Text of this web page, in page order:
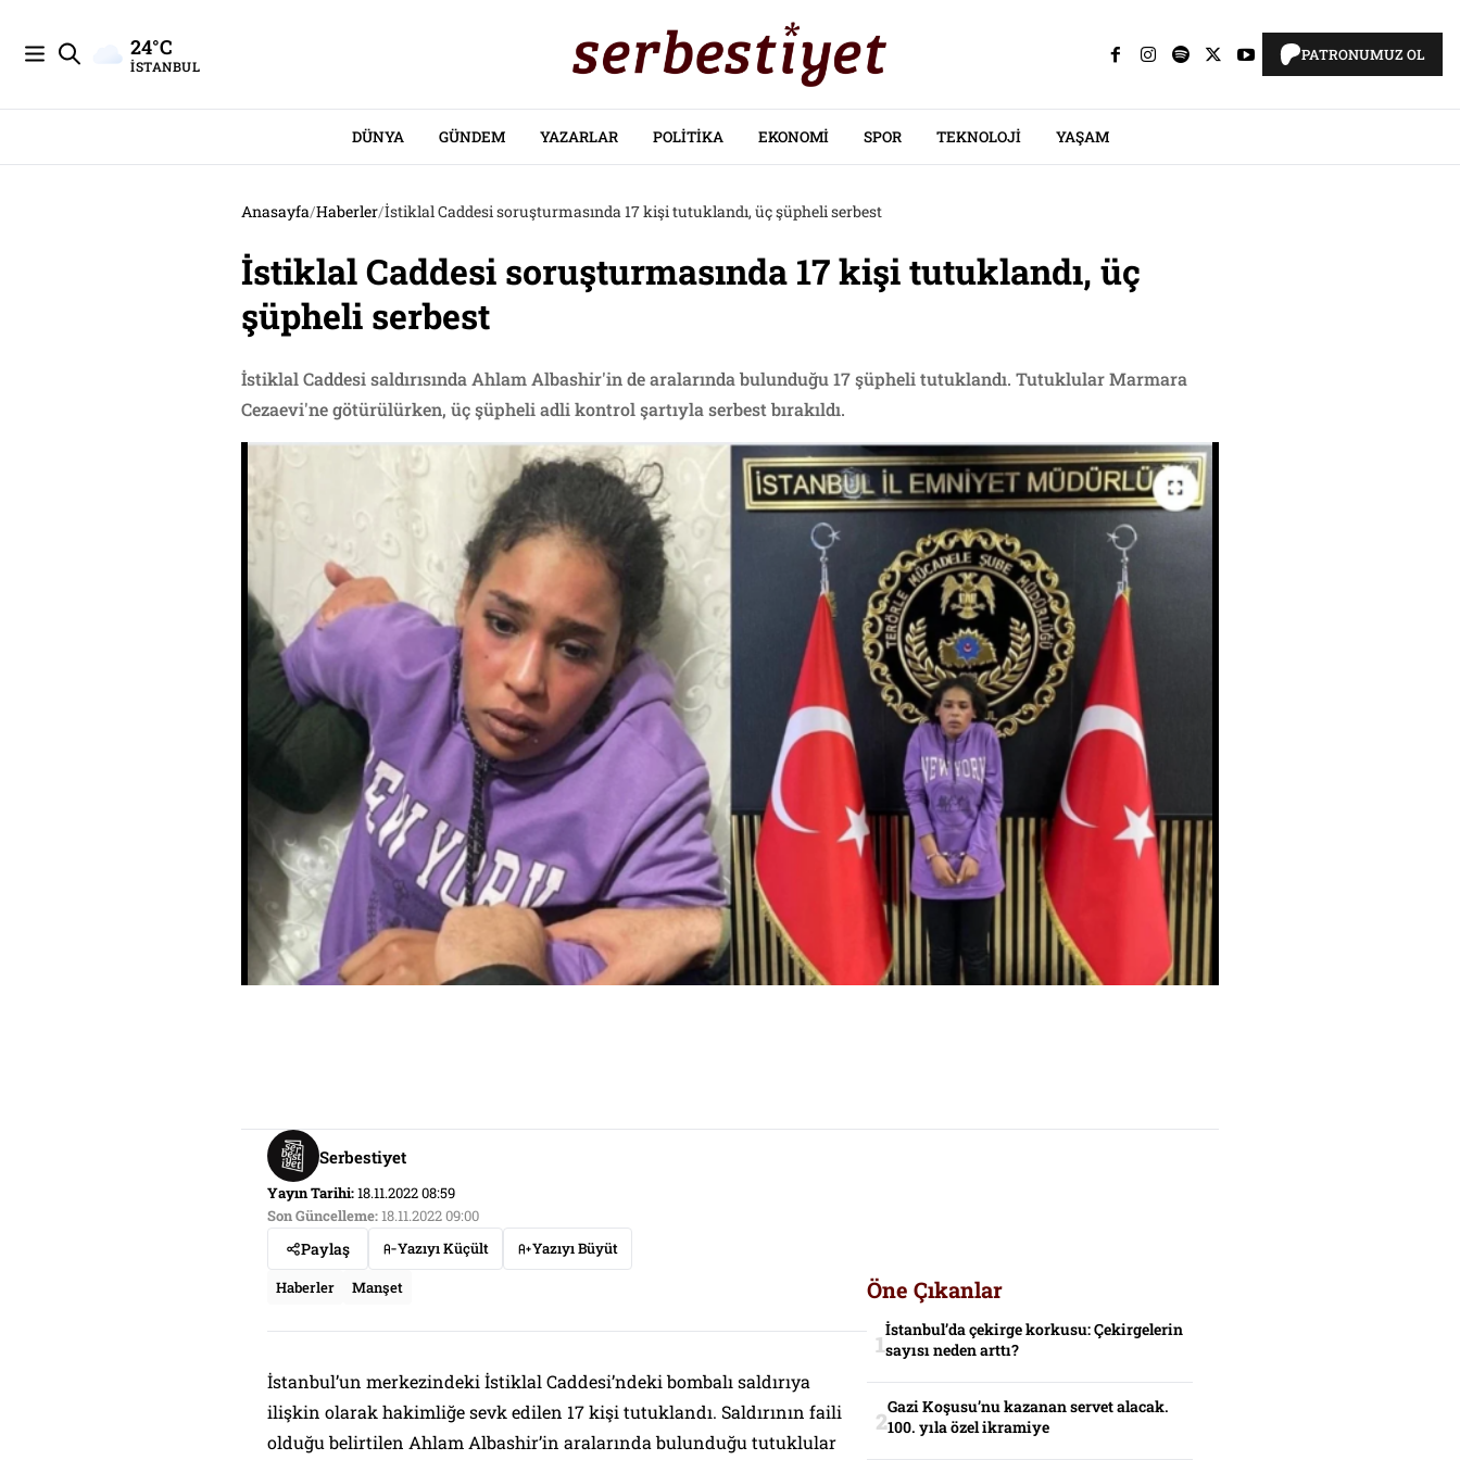
24°C
İSTANBUL
PATRONUMUZ OL
DÜNYA GÜNDEM YAZARLAR POLITIKA EKONOMI SPOR TEKNOLOJI YAŞAM
Anasayfa/Haberler/İstiklal Caddesi soruşturmasında 17 kişi tutuklandı, üç şüpheli serbest
İstiklal Caddesi soruşturmasında 17 kişi tutuklandı, üç
şüpheli serbest
İstiklal Caddesi saldırısında Ahlam Albashir'in de aralarında bulunduğu 17 şüpheli tutuklandı. Tutuklular Marmara
Cezaevi'ne götürülürken, üç şüpheli adli kontrol şartıyla serbest bırakıldı.
Serbestiyet
Yayın Tarihi:18.11.2022 08:59
Son Güncelleme: 18.11.2022 09:00
Paylaş Yazıyı Küçült
Yazıyı Büyüt
Haberler
Manşet
İstanbul’un merkezindeki İstiklal Caddesi’ndeki bombalı saldırıya
ilişkin olarak hakimliğe sevk edilen 17 kişi tutuklandı. Saldırının faili
olduğu belirtilen Ahlam Albashir’in aralarında bulunduğu tutuklular
Öne Çıkanlar
İstanbul’da çekirge korkusu: Çekirgelerin
sayısı neden arttı?
Gazi Koşusu’nu kazanan servet alacak.
100. yıla özel ikramiye